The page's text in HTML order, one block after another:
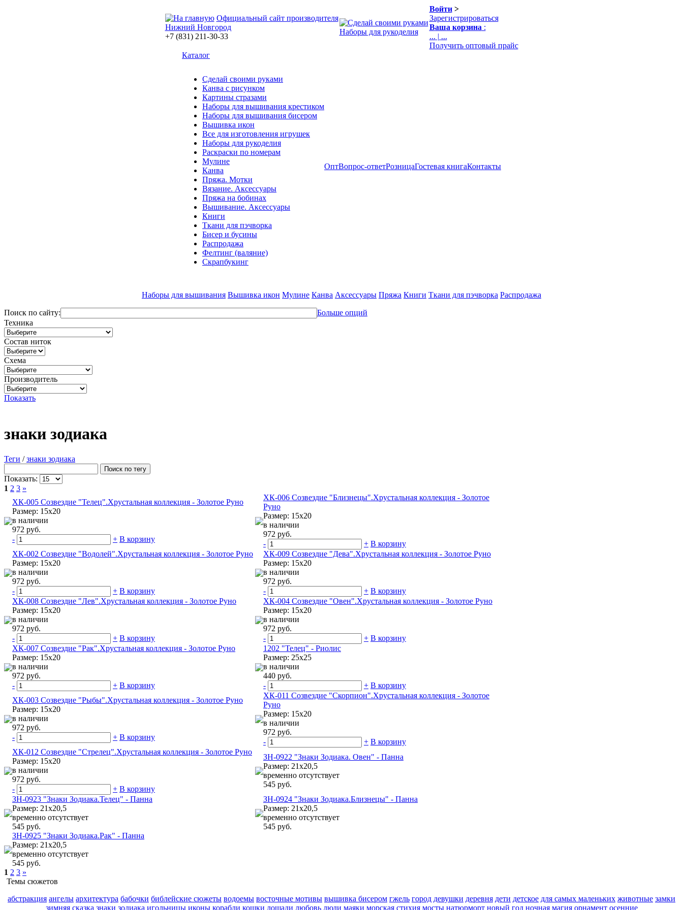
Официальный сайт производителя
Нижний Новгород
+7 (831) 211-30-33
Наборы для рукоделия
Войти>
Зарегистрироваться
Ваша корзина :
... | ...
Получить оптовый прайс
Каталог
Сделай своими руками
Канва с рисунком
Картины стразами
Наборы для вышивания крестиком
Наборы для вышивания бисером
Вышивка икон
Все для изготовления игрушек
Наборы для рукоделия
Раскраски по номерам
Мулине
Канва
Пряжа. Мотки
Вязание. Аксессуары
Пряжа на бобинах
Вышивание. Аксессуары
Книги
Ткани для пэчворка
Бисер и бусины
Распродажа
Фелтинг (валяние)
Скрапбукинг
ОптВопрос-ответРозницаГостевая книгаКонтакты
Наборы для вышивания Вышивка икон Мулине Канва Аксессуары Пряжа Книги Ткани для пэчворка Распродажа
Поиск по сайту:
Больше опций
Техника
Состав ниток
Схема
Производитель
Показать
знаки зодиака
Теги /знаки зодиака
Показать:
1 2 3 »
ХК-005 Созвездие "Телец".Хрустальная коллекция - Золотое Руно
Размер: 15х20
в наличии
972 руб.
-
+ В корзину
ХК-006 Созвездие "Близнецы".Хрустальная коллекция - Золотое
Руно
Размер: 15х20
в наличии
972 руб.
-
+ В корзину
ХК-002 Созвездие "Водолей".Хрустальная коллекция - Золотое Руно
Размер: 15х20
в наличии
972 руб.
-
+ В корзину
ХК-009 Созвездие "Дева".Хрустальная коллекция - Золотое Руно
Размер: 15х20
в наличии
972 руб.
-
+ В корзину
ХК-008 Созвездие "Лев".Хрустальная коллекция - Золотое Руно
Размер: 15х20
в наличии
972 руб.
-
+ В корзину
ХК-004 Созвездие "Овен".Хрустальная коллекция - Золотое Руно
Размер: 15х20
в наличии
972 руб.
-
+ В корзину
ХК-007 Созвездие "Рак".Хрустальная коллекция - Золотое Руно
Размер: 15х20
в наличии
972 руб.
-
+ В корзину
1202 "Телец" - Риолис
Размер: 25х25
в наличии
440 руб.
-
+ В корзину
ХК-003 Созвездие "Рыбы".Хрустальная коллекция - Золотое Руно
Размер: 15х20
в наличии
972 руб.
-
+ В корзину
ХК-011 Созвездие "Скорпион".Хрустальная коллекция - Золотое
Руно
Размер: 15х20
в наличии
972 руб.
-
+ В корзину
ХК-012 Созвездие "Стрелец".Хрустальная коллекция - Золотое Руно
Размер: 15х20
в наличии
972 руб.
-
+ В корзину
ЗН-0922 "Знаки Зодиака. Овен" - Панна
Размер: 21х20,5
временно отсутствует
545 руб.
ЗН-0923 "Знаки Зодиака.Телец" - Панна
Размер: 21х20,5
временно отсутствует
545 руб.
ЗН-0924 "Знаки Зодиака.Близнецы" - Панна
Размер: 21х20,5
временно отсутствует
545 руб.
ЗН-0925 "Знаки Зодиака.Рак" - Панна
Размер: 21х20,5
временно отсутствует
545 руб.
1 2 3 »
Темы сюжетов
абстракция ангелы архитектура бабочки библейские сюжеты водоемы восточные мотивы вышивка бисером гжель город девушки деревня дети детское для самых маленьких животные замки
зимняя сказка знаки зодиака игольницы иконы корабли кошки лошади любовь люди маяки морская стихия мосты натюрморт новый год ночная магия орнамент осенние